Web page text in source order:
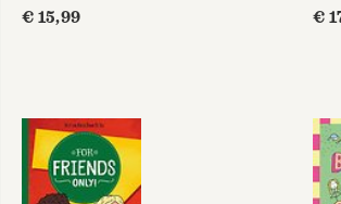
€ 15,99
€